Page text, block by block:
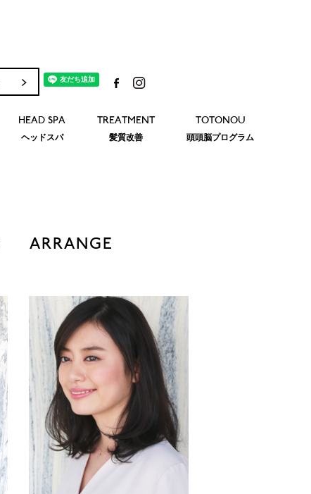
HEAD SPA
ヘッドスパ
TREATMENT
髪質改善
TOTONOU
頭頭脳プログラム
ARRANGE